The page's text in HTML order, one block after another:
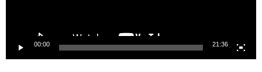
00:00 21:36